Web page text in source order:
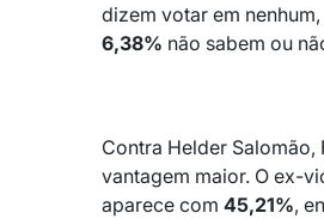
dizem votar em
6,38% não sabem ou
Contra Helder Salomão,
vantagem maior. O ex-
aparece com 45,21%,